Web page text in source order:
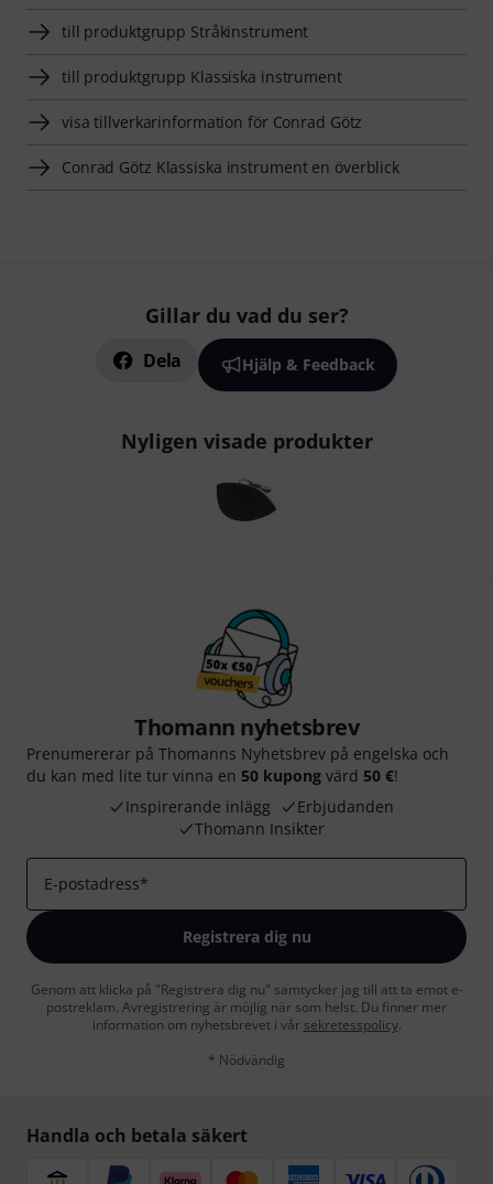
till produktgrupp Stråkinstrument
till produktgrupp Klassiska instrument
visa tillverkarinformation för Conrad Götz
Conrad Götz Klassiska instrument en överblick
Gillar du vad du ser?
Dela Hjälp & Feedback
Nyligen visade produkter
Thomann nyhetsbrev
Prenumererar på Thomanns Nyhetsbrev på engelska och
du kan med lite tur vinna en 50 kupong värd 50 €!
Inspirerande inlägg
Erbjudanden
Thomann Insikter
E-postadress*
Registrera dig nu
Genom att klicka på "Registrera dig nu" samtycker jag till att ta emot e-
postreklam. Avregistrering är möjlig när som helst. Du finner mer
information om nyhetsbrevet i vår sekretesspolicy.
* Nödvändig
Handla och betala säkert